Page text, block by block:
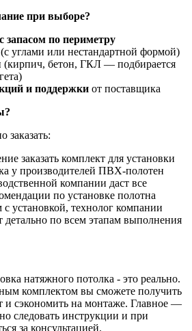
при выборе?
запасом по периметру
(с углами или нестандартной формой)
(кирпич, бетон, ГКЛ — подбирается
и поддержки от поставщика
заказать:
заказать комплект для установки
у производителей ПВХ-полотен
компании даст все
по установке полотна
установкой, технолог компании
детально по всем этапам выполнения
натяжного потолка - это реально.
комплектом вы сможете получить
и сэкономить на монтаже. Главное —
следовать инструкции и при
за консультацией.